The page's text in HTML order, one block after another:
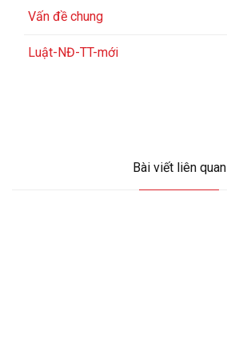
Vấn đề chung
Luật-NĐ-TT-mới
Bài viết liên quan